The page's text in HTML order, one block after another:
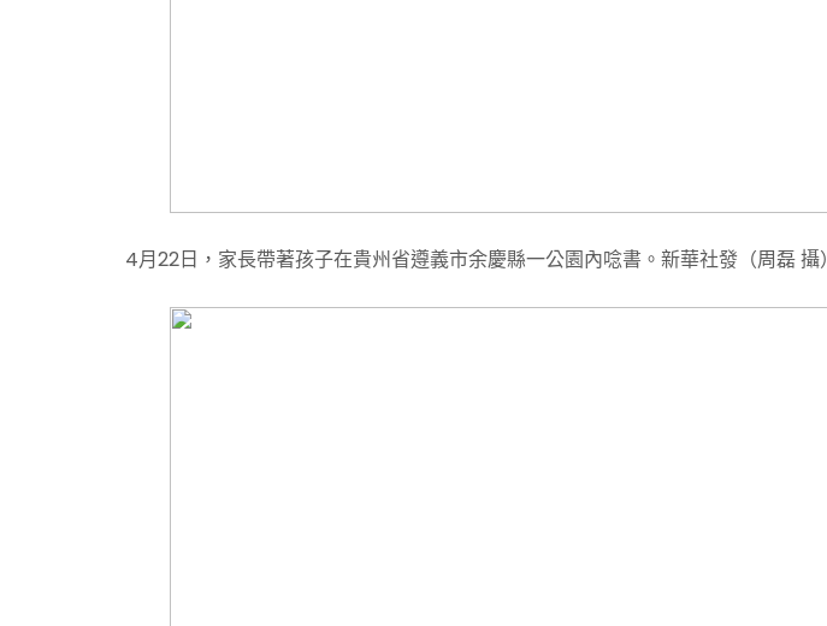
4月22日，家長帶著孩子在貴州省遵義市余慶縣一公園內唸書。新華社發（周磊 攝）